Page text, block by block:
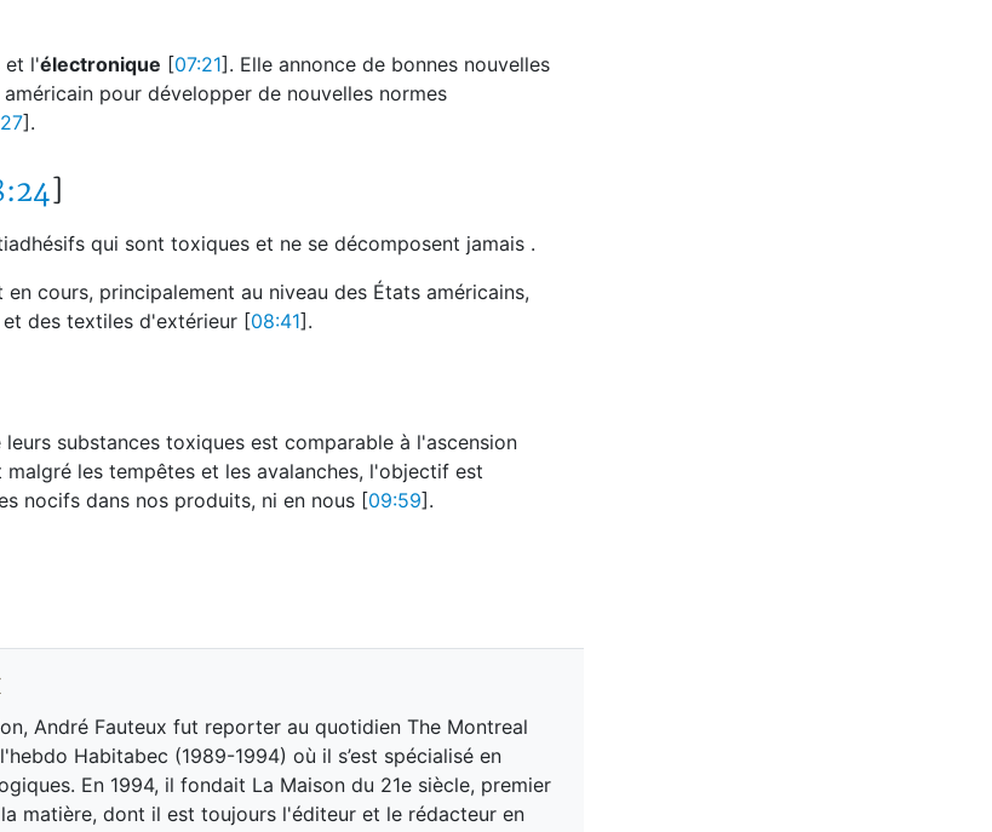
et l'électronique [07:21]. Elle annonce de bonnes nouvelles
pour développer de nouvelles normes
].
]
qui sont toxiques et ne se décomposent jamais .
cours, principalement au niveau des États américains,
et des textiles d'extérieur [08:41].
substances toxiques est comparable à l'ascension
les tempêtes et les avalanches, l'objectif est
nocifs dans nos produits, ni en nous [09:59].
André Fauteux fut reporter au quotidien The Montreal
Habitabec (1989-1994) où il s’est spécialisé en
En 1994, il fondait La Maison du 21e siècle, premier
matière, dont il est toujours l'éditeur et le rédacteur en